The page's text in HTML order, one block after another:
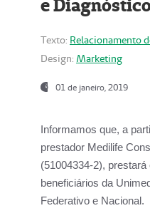
e
Texto: Relacionamento
Design: Marketing
01 de janeiro, 2019
Informamos que, a
prestador Medilife
(51004334-2),
beneficiários da
Federativo e Nacional.